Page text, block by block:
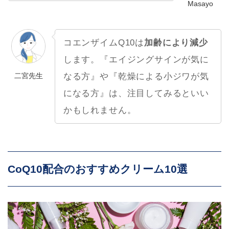
Masayo
二宮先生
コエンザイムQ10は加齢により減少
します。『エイジングサインが気に
なる方』や『乾燥による小ジワが気
になる方』は、注目してみるといい
かもしれません。
CoQ10配合のおすすめクリーム10選